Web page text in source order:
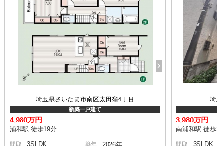
埼玉県さいたま市南区太田窪4丁目
新築一戸建て
4,980万円
浦和駅 徒歩19分
間取 3SLDK 築年 2026年
埼
3,980万円
南浦和駅 徒歩
間取 3SLDK